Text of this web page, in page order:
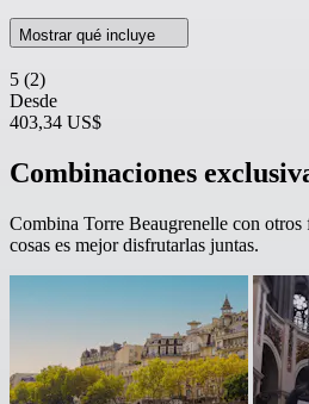
Mostrar qué incluye
5 (2)
Desde
403,34 US$
Combinaciones
Combina Torre Beaugrenelle con
cosas es mejor disfrutarlas juntas.